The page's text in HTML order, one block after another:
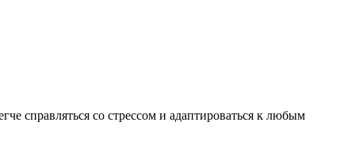
справляться со стрессом и адаптироваться к любым